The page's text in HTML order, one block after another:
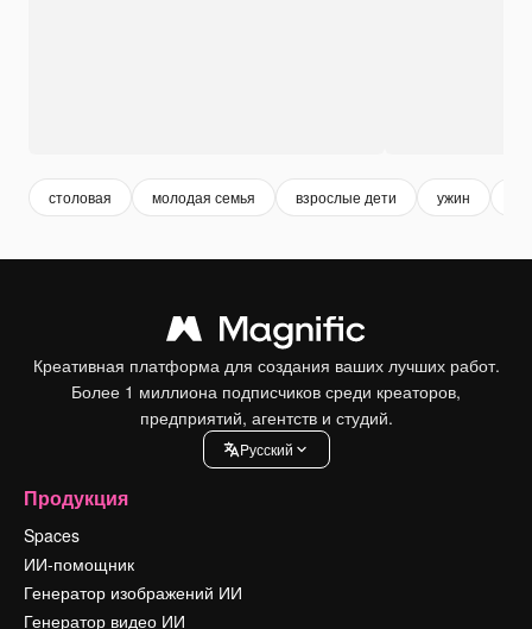
столовая молодая семья взрослые дети ужин
Креативная платформа для создания ваших лучших работ.
Более 1 миллиона подписчиков среди креаторов,
предприятий, агентств и студий.
Pусский
Продукция
Spaces
ИИ-помощник
Генератор изображений ИИ
Генератор видео ИИ